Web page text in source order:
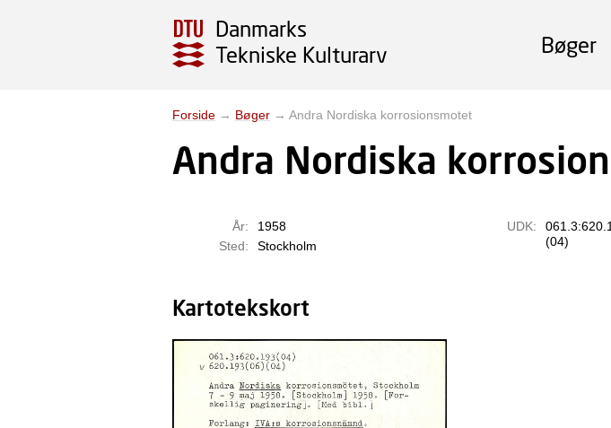
Danmarks
Tekniske Kulturarv
Bøger
Forside → Bøger → Andra Nordiska korrosionsmotet
Andra Nordiska
År:
1958
Sted:
Stockholm
UDK:
(04)
Kartotekskort